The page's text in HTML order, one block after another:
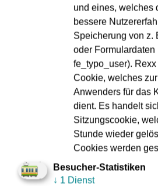
anderweitige Weiterverwertung
ausdrücklicher Zustimmung
Die VGF haftet nicht für Inhalte
Internet-Seiten.
Alle Angaben sind ohne Gewähr.
Bei Verdacht auf Manipulation,
missbräuchlicher Nutzung der
VGF das Recht vor, rechtliche
von diesen und zukünftigen
Die VGF behält sich das Recht
Angebote jederzeit, auch ohne
und eines, welches
bessere
Speicherung von z.
oder Formulardaten
fe_typo_user).
Cookie, welches
Anwenders für das
dient. Es handelt
Sitzungscookie,
Stunde wieder
Cookies werden
Besucher-Statistiken
↓ 1 Dienst